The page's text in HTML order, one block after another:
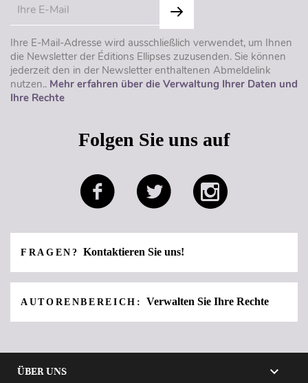
Ihre E-Mail-Adresse wird ausschließlich verwendet, um Ihnen
die Newsletter der Éditions Ellipses zuzusenden. Sie können
jederzeit den in der Newsletter enthaltenen Abmeldelink
nutzen.. Mehr erfahren über die Verwaltung Ihrer Daten und
Ihre Rechte
Folgen Sie uns auf
FRAGEN?Kontaktieren Sie uns!
AUTORENBEREICH:Verwalten Sie Ihre Rechte
ÜBER UNS 